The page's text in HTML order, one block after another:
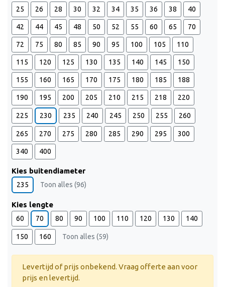
25 26 28 30 32 34 35 36 38 40
42 44 45 48 50 52 55 60 65 70
72 75 80 85 90 95 100 105 110
115 120 125 130 135 140 145 150
155 160 165 170 175 180 185 188
190 195 200 205 210 215 218 220
225 230 235 240 245 250 255 260
265 270 275 280 285 290 295 300
340 400
Kies buitendiameter
235 Toon alles (96)
Kies lengte
60 70 80 90 100 110 120 130 140
150 160 Toon alles (59)
Levertijd of prijs onbekend. Vraag offerte aan voor
prijs en levertijd.